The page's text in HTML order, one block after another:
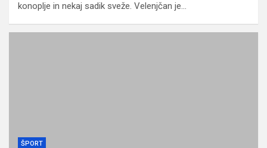
konoplje in nekaj sadik sveže. Velenjčan je…
ŠPORT